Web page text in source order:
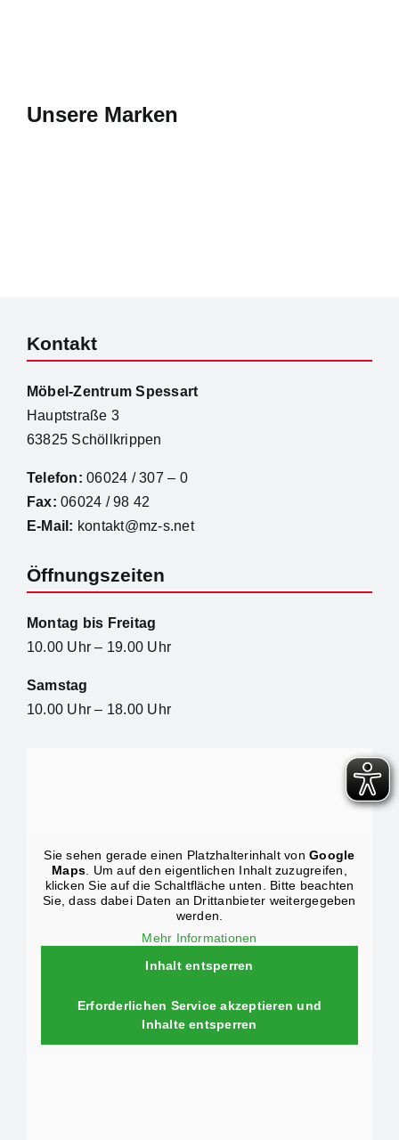
Unsere Marken
Sie sehen gerade einen Platzhalterinhalt vonGoogle
Maps. Um auf den eigentlichen Inhalt zuzugreifen,
klicken Sie auf die Schaltfläche unten. Bitte beachten
Sie, dass dabei Daten an Drittanbieter weitergegeben
werden.
Mehr Informationen
Inhalt entsperren
Erforderlichen Service akzeptieren und
Inhalte entsperren
Kontakt
Möbel-Zentrum Spessart
Hauptstraße 3
63825 Schöllkrippen
Telefon: 06024 / 307 – 0
Fax: 06024 / 98 42
E-Mail: kontakt@mz-s.net
Öffnungszeiten
Montag bis Freitag
10.00 Uhr – 19.00 Uhr
Samstag
10.00 Uhr – 18.00 Uhr